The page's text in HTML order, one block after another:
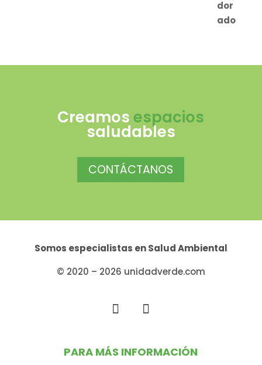
Creamosespacios
saludables
CONTÁCTANOS
Somos especialistas enSalud Ambiental
© 2020 – 2026 unidadverde.com
PARA MÁS INFORMACIÓN